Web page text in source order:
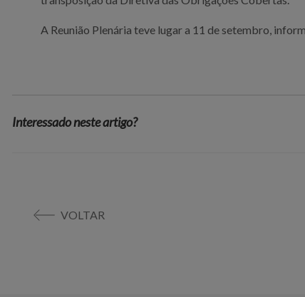
A Reunião Plenária teve lugar a 11 de setembro,
Interessado neste artigo?
VOLTAR